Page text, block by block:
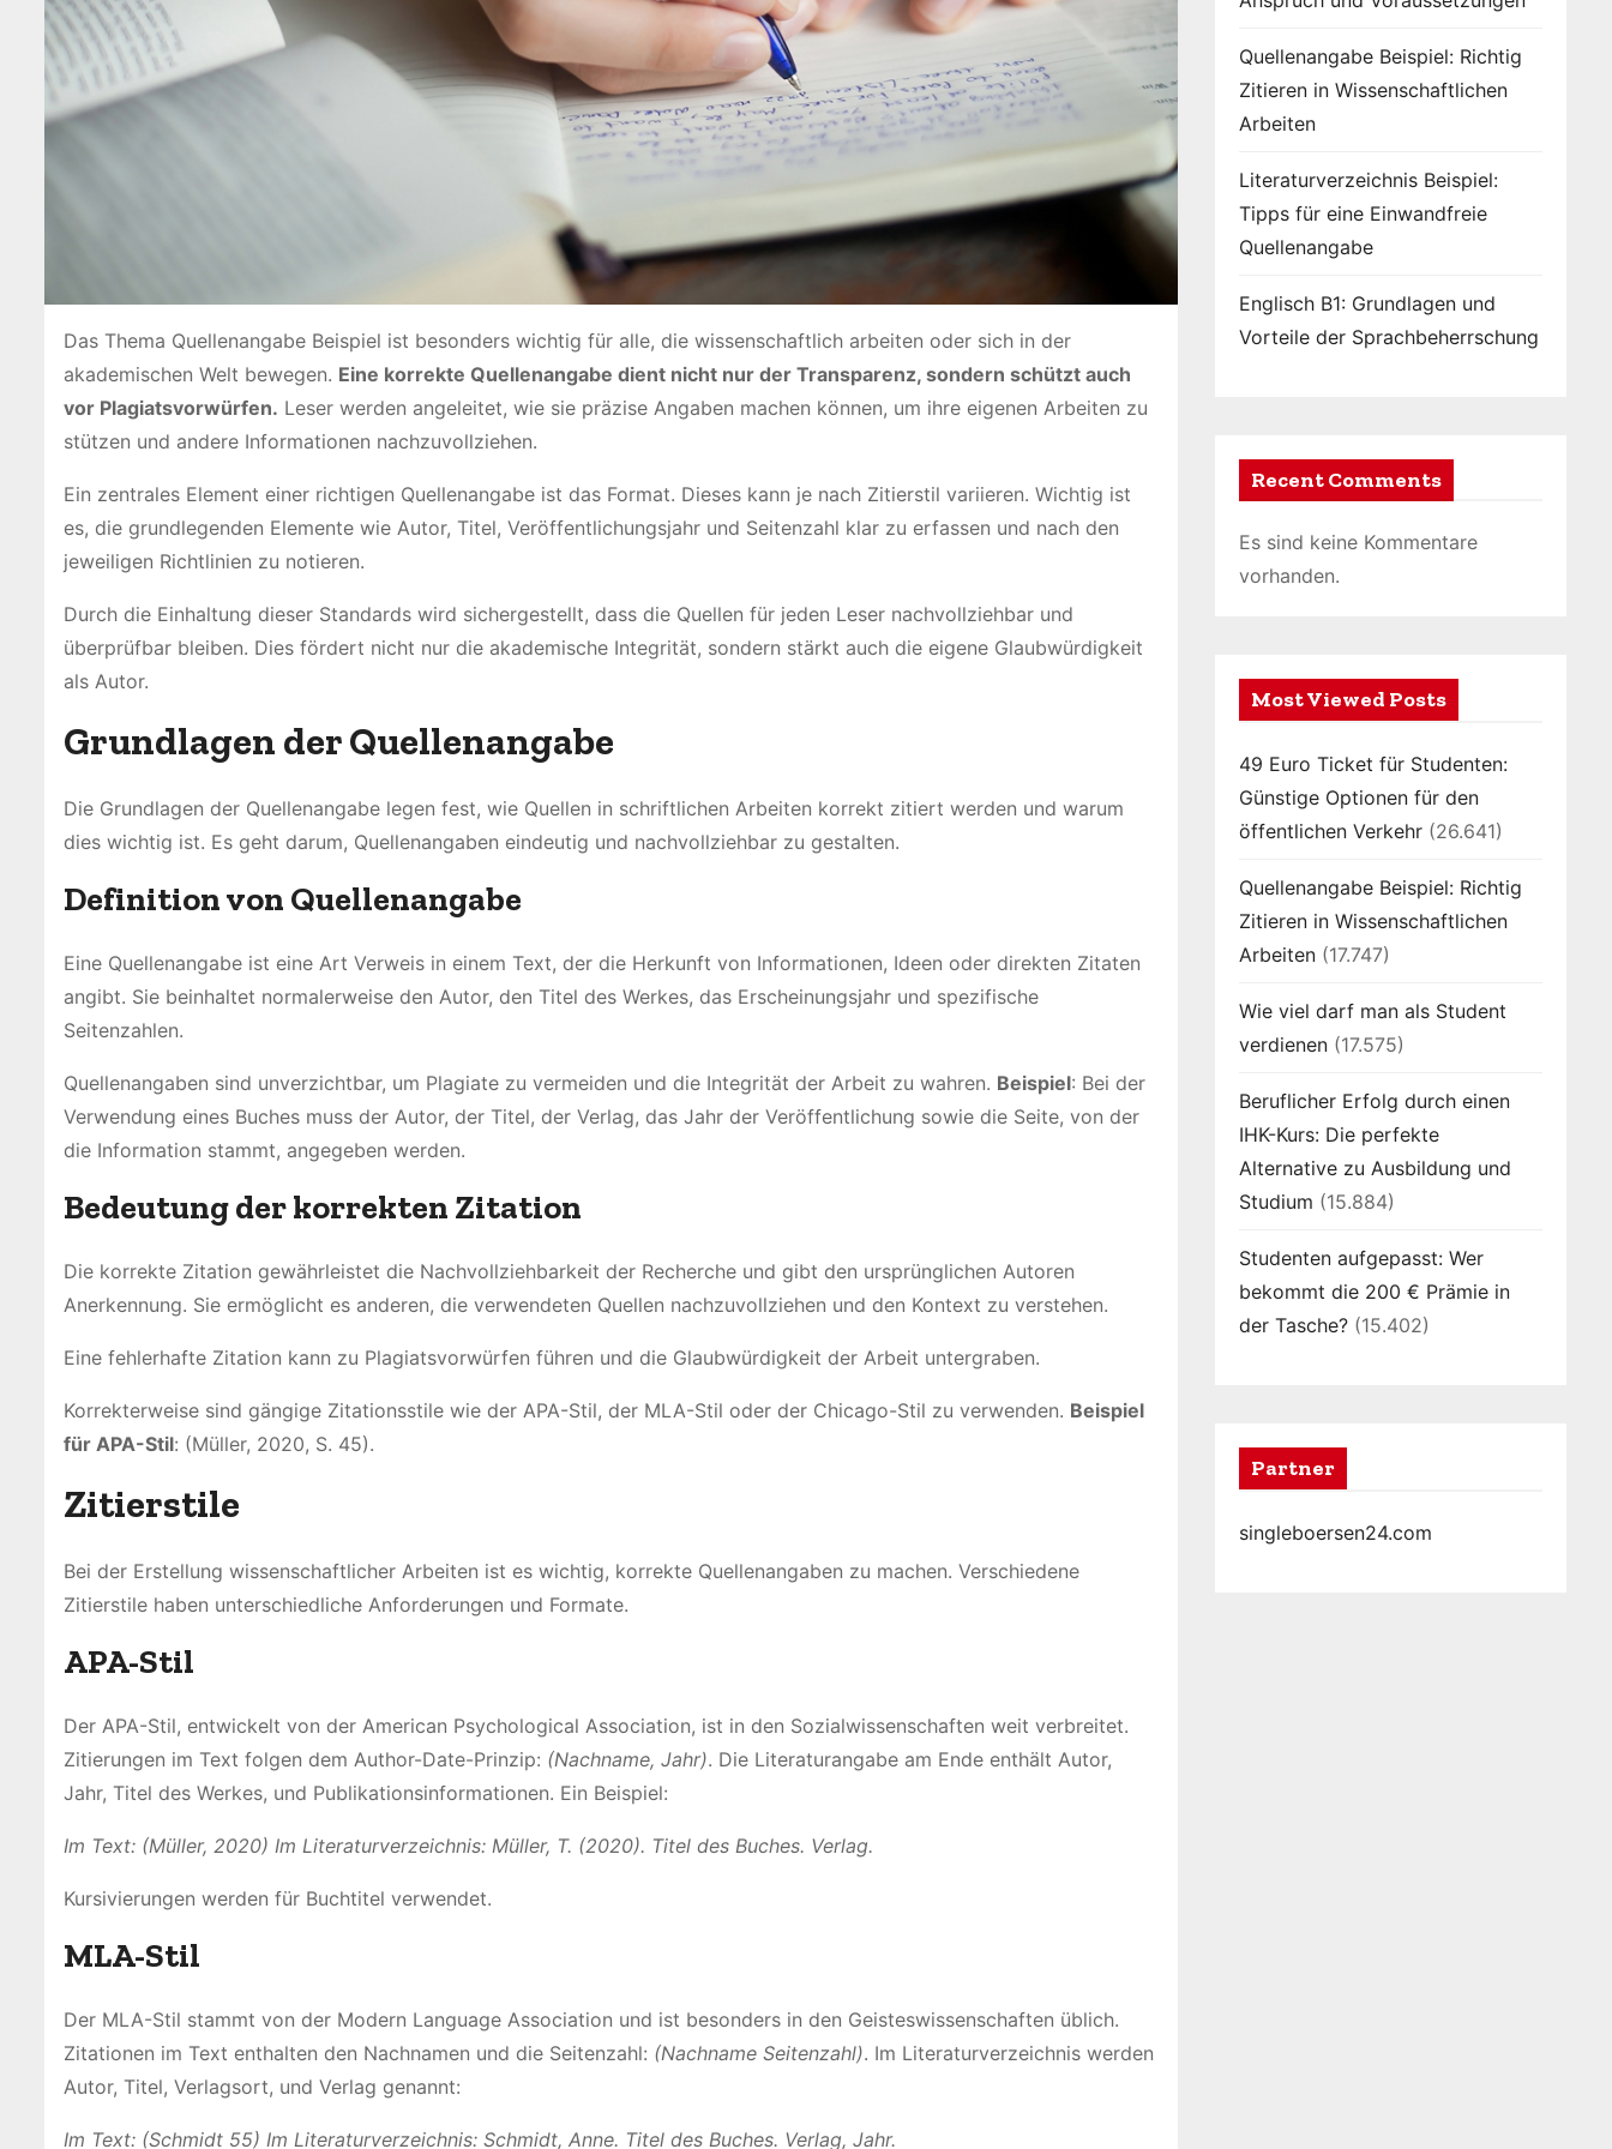
Das Thema Quellenangabe Beispiel ist besonders wichtig für alle, die wissenschaftlich arbeiten oder sich in der
akademischen Welt bewegen. Eine korrekte Quellenangabe dient nicht nur der Transparenz, sondern schützt auch
vor Plagiatsvorwürfen. Leser werden angeleitet, wie sie präzise Angaben machen können, um ihre eigenen Arbeiten zu
stützen und andere Informationen nachzuvollziehen.
Ein zentrales Element einer richtigen Quellenangabe ist das Format. Dieses kann je nach Zitierstil variieren. Wichtig ist
es, die grundlegenden Elemente wie Autor, Titel, Veröffentlichungsjahr und Seitenzahl klar zu erfassen und nach den
jeweiligen Richtlinien zu notieren.
Durch die Einhaltung dieser Standards wird sichergestellt, dass die Quellen für jeden Leser nachvollziehbar und
überprüfbar bleiben. Dies fördert nicht nur die akademische Integrität, sondern stärkt auch die eigene Glaubwürdigkeit
als Autor.
Grundlagen der Quellenangabe
Die Grundlagen der Quellenangabe legen fest, wie Quellen in schriftlichen Arbeiten korrekt zitiert werden und warum
dies wichtig ist. Es geht darum, Quellenangaben eindeutig und nachvollziehbar zu gestalten.
Definition von Quellenangabe
Eine Quellenangabe ist eine Art Verweis in einem Text, der die Herkunft von Informationen, Ideen oder direkten Zitaten
angibt. Sie beinhaltet normalerweise den Autor, den Titel des Werkes, das Erscheinungsjahr und spezifische
Seitenzahlen.
Quellenangaben sind unverzichtbar, um Plagiate zu vermeiden und die Integrität der Arbeit zu wahren. Beispiel: Bei der
Verwendung eines Buches muss der Autor, der Titel, der Verlag, das Jahr der Veröffentlichung sowie die Seite, von der
die Information stammt, angegeben werden.
Bedeutung der korrekten Zitation
Die korrekte Zitation gewährleistet die Nachvollziehbarkeit der Recherche und gibt den ursprünglichen Autoren
Anerkennung. Sie ermöglicht es anderen, die verwendeten Quellen nachzuvollziehen und den Kontext zu verstehen.
Eine fehlerhafte Zitation kann zu Plagiatsvorwürfen führen und die Glaubwürdigkeit der Arbeit untergraben.
Korrekterweise sind gängige Zitationsstile wie der APA-Stil, der MLA-Stil oder der Chicago-Stil zu verwenden. Beispiel
für APA-Stil: (Müller, 2020, S. 45).
Zitierstile
Bei der Erstellung wissenschaftlicher Arbeiten ist es wichtig, korrekte Quellenangaben zu machen. Verschiedene
Zitierstile haben unterschiedliche Anforderungen und Formate.
APA-Stil
Der APA-Stil, entwickelt von der American Psychological Association, ist in den Sozialwissenschaften weit verbreitet.
Zitierungen im Text folgen dem Author-Date-Prinzip: (Nachname, Jahr). Die Literaturangabe am Ende enthält Autor,
Jahr, Titel des Werkes, und Publikationsinformationen. Ein Beispiel:
Im Text: (Müller, 2020) Im Literaturverzeichnis: Müller, T. (2020). Titel des Buches. Verlag.
Kursivierungen werden für Buchtitel verwendet.
MLA-Stil
Der MLA-Stil stammt von der Modern Language Association und ist besonders in den Geisteswissenschaften üblich.
Zitationen im Text enthalten den Nachnamen und die Seitenzahl: (Nachname Seitenzahl). Im Literaturverzeichnis werden
Autor, Titel, Verlagsort, und Verlag genannt:
Im Text: (Schmidt 55) Im Literaturverzeichnis: Schmidt, Anne. Titel des Buches. Verlag, Jahr.
Quellenangabe Beispiel: Richtig
Zitieren in Wissenschaftlichen
Arbeiten
Literaturverzeichnis Beispiel:
Tipps für eine Einwandfreie
Quellenangabe
Englisch B1: Grundlagen und
Vorteile der Sprachbeherrschung
Recent Comments
Es sind keine Kommentare
vorhanden.
Most Viewed Posts
49 Euro Ticket für Studenten:
Günstige Optionen für den
öffentlichen Verkehr (26.641)
Quellenangabe Beispiel: Richtig
Zitieren in Wissenschaftlichen
Arbeiten (17.747)
Wie viel darf man als Student
verdienen (17.575)
Beruflicher Erfolg durch einen
IHK-Kurs: Die perfekte
Alternative zu Ausbildung und
Studium (15.884)
Studenten aufgepasst: Wer
bekommt die 200 € Prämie in
der Tasche? (15.402)
Partner
singleboersen24.com